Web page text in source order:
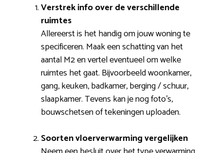
Verstrek info over de verschillende
ruimtes
Allereerst is het handig om jouw woning te
specificeren. Maak een schatting van het
aantal M2 en vertel eventueel om welke
ruimtes het gaat. Bijvoorbeeld woonkamer,
gang, keuken, badkamer, berging / schuur,
slaapkamer. Tevens kan je nog foto’s,
bouwschetsen of tekeningen uploaden.
Soorten vloerverwarming vergelijken